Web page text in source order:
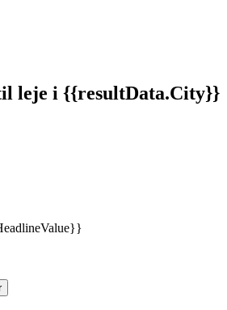
leje i {{resultData.City}}